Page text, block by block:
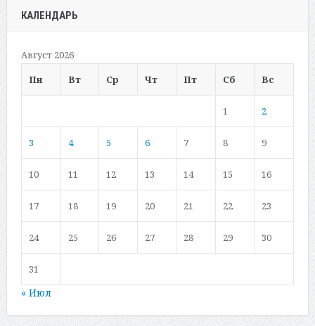
КАЛЕНДАРЬ
Август 2026
Пн
Вт Ср Чт Пт Сб Вс
1 2
3 4 5 6 7 8 9
10 11 12 13 14 15 16
17 18 19 20 21 22 23
24 25 26 27 28 29 30
31
« Июл